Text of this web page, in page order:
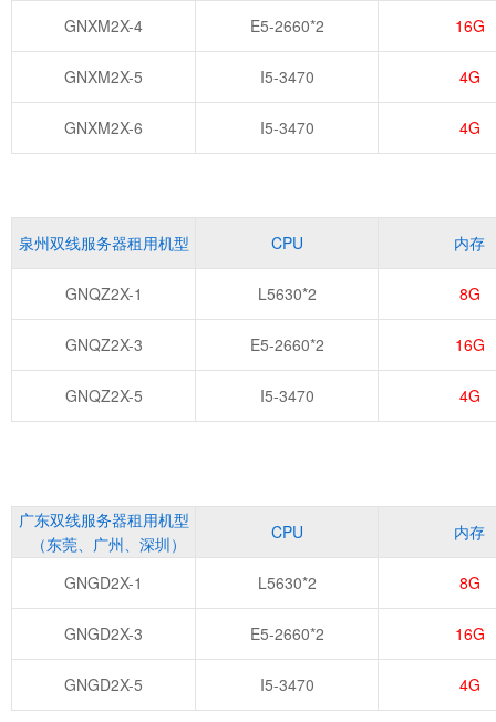
GNXM2X-4 E5-2660*2 16G
GNXM2X-5 I5-3470 4G
GNXM2X-6 I5-3470 4G
泉州双线服务器租用机型 CPU 内存
GNQZ2X-1 L5630*2 8G
GNQZ2X-3 E5-2660*2 16G
GNQZ2X-5 I5-3470 4G
广东双线服务器租用机型
（东莞、广州、深圳）
CPU 内存
GNGD2X-1 L5630*2 8G
GNGD2X-3 E5-2660*2 16G
GNGD2X-5 I5-3470 4G